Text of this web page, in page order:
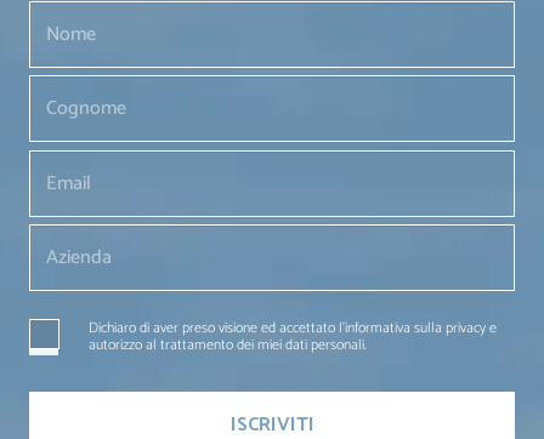
Dichiaro di aver preso visione ed accettato l'informativa sulla privacy e
autorizzo al trattamento dei miei dati personali.